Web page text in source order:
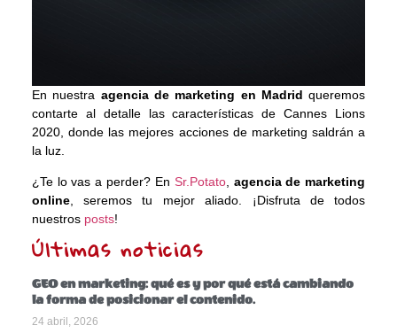
En nuestra agencia de marketing en Madrid queremos
contarte al detalle las características de Cannes Lions
2020, donde las mejores acciones de marketing saldrán a
la luz.
¿Te lo vas a perder? En Sr.Potato, agencia de marketing
online, seremos tu mejor aliado. ¡Disfruta de todos
nuestrosposts!
Últimas noticias
GEO en marketing: qué es y por qué está cambiando
la forma de posicionar el contenido.
24 abril, 2026